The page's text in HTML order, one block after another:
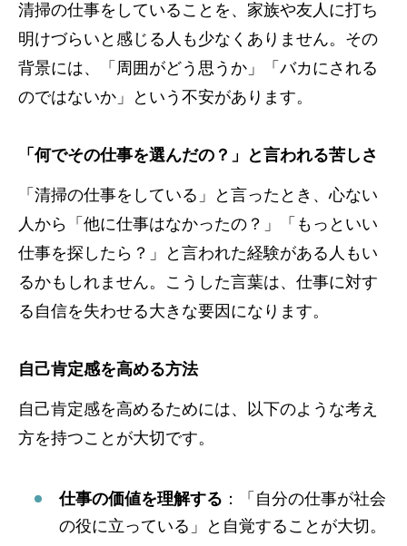
清掃の仕事をしていることを、家族や友人に打ち
明けづらいと感じる人も少なくありません。その
背景には、「周囲がどう思うか」「バカにされる
のではないか」という不安があります。
「何でその仕事を選んだの？」と言われる苦しさ
「清掃の仕事をしている」と言ったとき、心ない
人から「他に仕事はなかったの？」「もっといい
仕事を探したら？」と言われた経験がある人もい
るかもしれません。こうした言葉は、仕事に対す
る自信を失わせる大きな要因になります。
自己肯定感を高める方法
自己肯定感を高めるためには、以下のような考え
方を持つことが大切です。
仕事の価値を理解する ：「自分の仕事が社会
の役に立っている」と自覚することが大切。